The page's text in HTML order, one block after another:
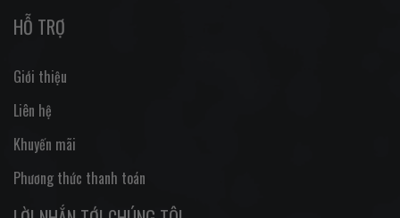
HỖ TRỢ
Giới thiệu
Liên hệ
Khuyến mãi
Phương thức thanh toán